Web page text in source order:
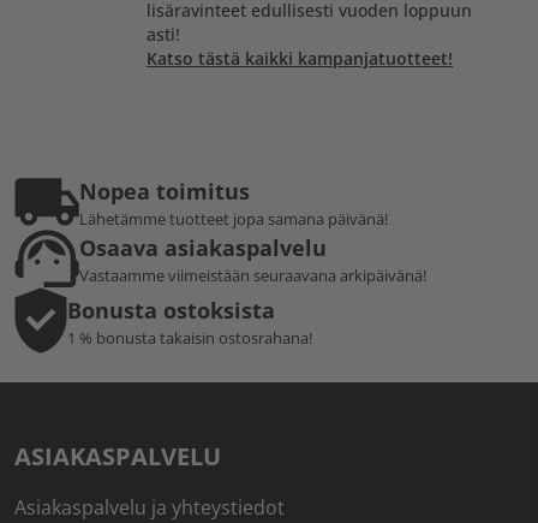
lisäravinteet edullisesti vuoden loppuun
asti!
Katso tästä kaikki kampanjatuotteet!
Nopea toimitus
Lähetämme tuotteet jopa samana päivänä!
Osaava asiakaspalvelu
Vastaamme viimeistään seuraavana arkipäivänä!
Bonusta ostoksista
1 % bonusta takaisin ostosrahana!
ASIAKASPALVELU
Asiakaspalvelu ja yhteystiedot